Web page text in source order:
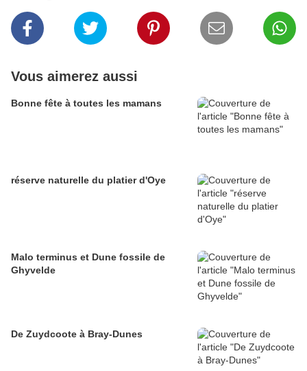
Vous aimerez aussi
Bonne fête à toutes les mamans
réserve naturelle du platier d'Oye
Malo terminus et Dune fossile de
Ghyvelde
De Zuydcoote à Bray-Dunes